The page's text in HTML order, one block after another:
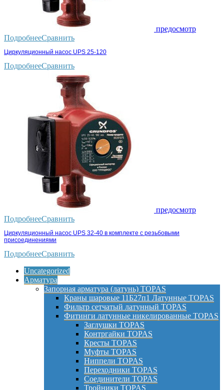
предосмотр
ПодробнееСравнить
Циркуляционный насос UPS 25-120
ПодробнееСравнить
предосмотр
ПодробнееСравнить
Циркуляционный насос UPS 32-40 в комплекте с резьбовыми
присоединениями
ПодробнееСравнить
Uncategorized
Арматура
Запорная арматура (латунь) TOPAS
Краны шаровые 11Б27п1 Латунные TOPAS
Фильтр сетчатый латунный TOPAS
Фитинги латунные никелированные TOPAS
Заглушки TOPAS
Контргайки TOPAS
Кресты TOPAS
Муфты TOPAS
Ниппели TOPAS
Переходники TOPAS
Соединители TOPAS
Тройники TOPAS